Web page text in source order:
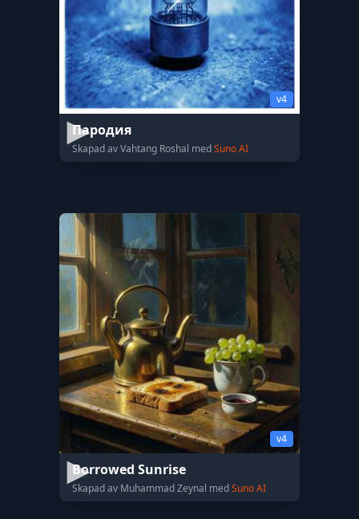
v4
Пародия
Skapad av Vahtang Roshal medSuno AI
v4
Borrowed Sunrise
Skapad av Muhammad Zeynal medSuno AI